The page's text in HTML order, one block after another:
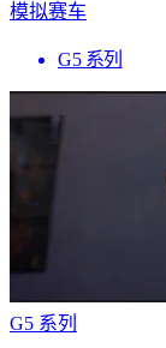
模拟赛车
G5 系列
G5 系列